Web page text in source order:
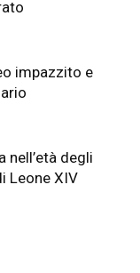
impazzito e
nell’età degli
Leone XIV